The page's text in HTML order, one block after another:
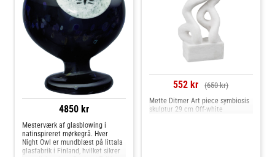
4850 kr
Mesterværk af glasblowing i
natinspireret mørkegrå. Hver
Night Owl er mundblæst på Iittala
glasfabrik i Finland, hvilket sikrer
552 kr (650 kr)
Mette Ditmer Art piece symbiosis
skulptur 29 cm Off-white